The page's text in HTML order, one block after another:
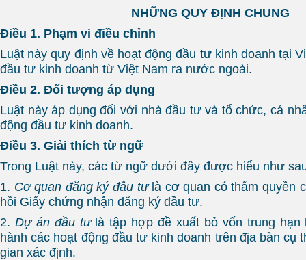
NHỮNG QUY ĐỊNH CHUNG
Điều 1. Phạm vi điều chỉnh
Luật này quy định về hoạt động đầu tư kinh doanh tại
đầu tư kinh doanh từ Việt Nam ra nước ngoài.
Điều 2. Đối tượng áp dụng
Luật này áp dụng đối với nhà đầu tư và tổ chức, cá
động đầu tư kinh doanh.
Điều 3. Giải thích từ ngữ
Trong Luật này, các từ ngữ dưới đây được hiểu như
1. Cơ quan đăng ký đầu tưlà cơ quan có thẩm quyền
hồi Giấy chứng nhận đăng ký đầu tư.
2. Dự án đầu tưlà tập hợp đề xuất bỏ vốn trung hạn
hành các hoạt động đầu tư kinh doanh trên địa bàn cụ
gian xác định.